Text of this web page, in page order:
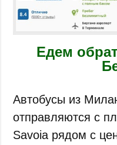
Едем
Автобусы из
отправляются с
Savoia рядом с